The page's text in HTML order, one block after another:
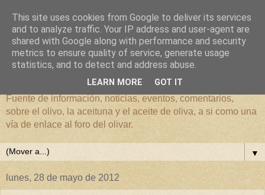
El mundo del Olivar
Fuente de información, noticias, eventos, comentarios,
sobre el olivo, la aceituna y el aceite de oliva, a si como una
vía de enlace al foro del olivar.
▼
lunes, 28 de mayo de 2012
This site uses cookies from Google to deliver its services
and to analyze traffic. Your IP address and user-agent are
shared with Google along with performance and security
metrics to ensure quality of service, generate usage
statistics, and to detect and address abuse.
LEARN MORE GOT IT